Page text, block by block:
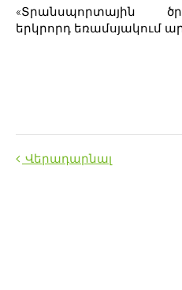
«Տրանսպորտային
երկրորդ եռամսյակում
Վերադարնալ